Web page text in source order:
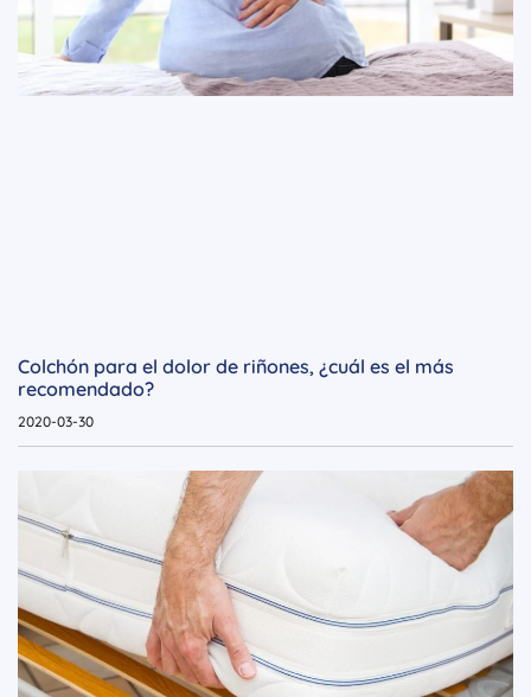
Colchón para el dolor de riñones, ¿cuál es el más
recomendado?
2020-03-30